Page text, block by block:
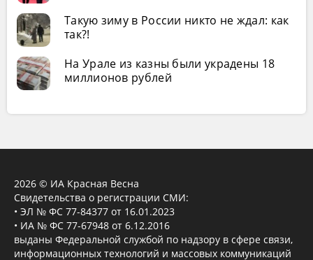
Такую зиму в России никто не ждал: как
так?!
На Урале из казны были украдены 18
миллионов рублей
2026 © ИА Красная Весна
Свидетельства о регистрации СМИ:
• ЭЛ № ФС 77-84377 от 16.01.2023
• ИА № ФС 77-67948 от 6.12.2016
выданы Федеральной службой по надзору в сфере связи,
информационных технологий и массовых коммуникаций